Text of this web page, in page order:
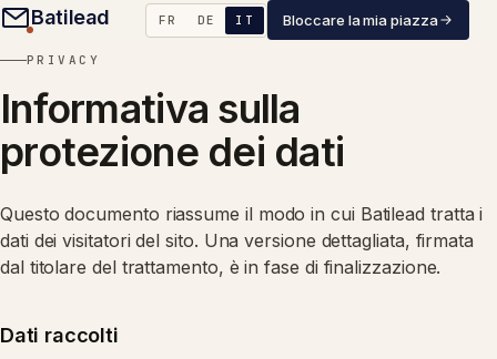
Batilead FR DE IT Bloccare la mia piazza
PRIVACY
Informativa sulla
protezione dei dati
Questo documento riassume il modo in cui Batilead tratta i
dati dei visitatori del sito. Una versione dettagliata, firmata
dal titolare del trattamento, è in fase di finalizzazione.
Dati raccolti